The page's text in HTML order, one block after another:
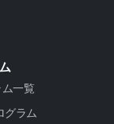
一覧
グラム